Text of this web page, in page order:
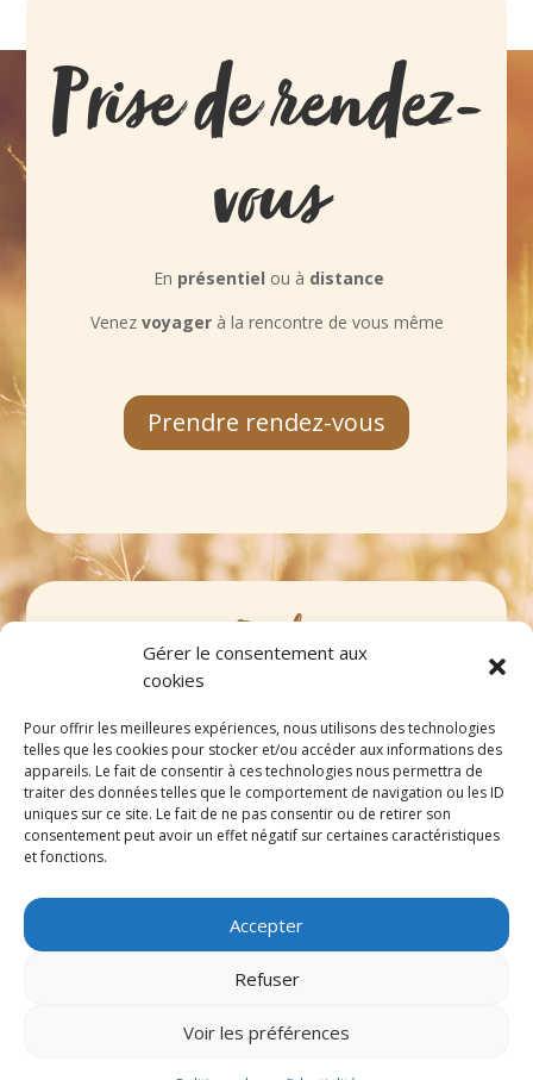
Gérer le consentement aux
cookies
Pour offrir les meilleures expériences, nous utilisons des technologies
telles que les cookies pour stocker et/ou accéder aux informations des
appareils. Le fait de consentir à ces technologies nous permettra de
traiter des données telles que le comportement de navigation ou les ID
uniques sur ce site. Le fait de ne pas consentir ou de retirer son
consentement peut avoir un effet négatif sur certaines caractéristiques
et fonctions.
Accepter
Refuser
Voir les préférences
Prise de rendez-
vous
En présentiel ou à distance
Venez voyagerà la rencontre de vous même
Prendre rendez-vous
contact@marinedollehypnose.fr
Téléphone
06 32 67 62 33
© 2023 Marine Dollé, tous droits réservés. site réalisé